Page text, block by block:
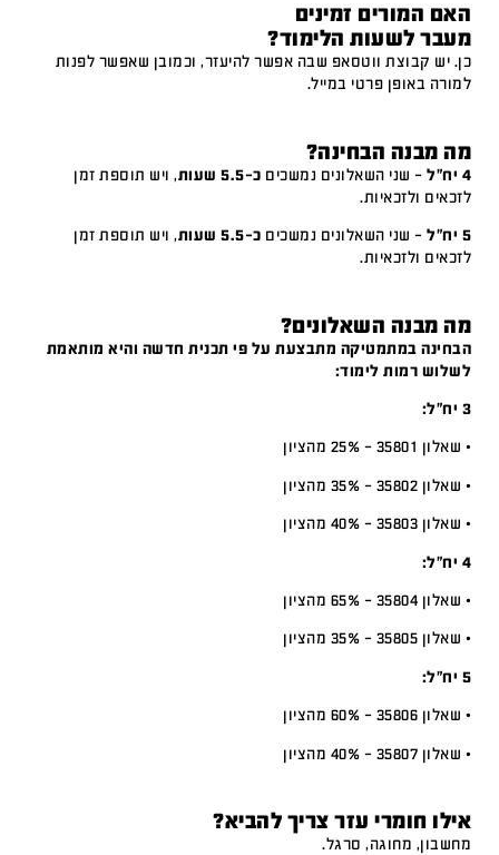
האם המורים זמינים
מעבר לשעות הלימוד?
כן. יש קבוצת ווטסאפ שבה אפשר להיעזר, וכמובן שאפשר לפנות
למורה באופן פרטי במייל.
מה מבנה הבחינה?
4 יח"ל – שני השאלונים נמשכים כ-5.5 שעות
, ויש תוספת זמן
לזכאים ולזכאיות.
5 יח"ל – שני השאלונים נמשכים כ-5.5 שעות
, ויש תוספת זמן
לזכאים ולזכאיות.
מה מבנה השאלונים?
הבחינה במתמטיקה מתבצעת על פי תכנית חדשה והיא מותאמת
לשלוש רמות לימוד:
3 יח”ל:
• שאלון 35801 – 25% מהציון
• שאלון 35802 – 35% מהציון
• שאלון 35803 – 40% מהציון
4 יח”ל:
• שאלון 35804 – 65% מהציון
• שאלון 35805 – 35% מהציון
5 יח”ל:
• שאלון 35806 – 60% מהציון
• שאלון 35807 – 40% מהציון
אילו חומרי עזר צריך להביא?
מחשבון, מחוגה, סרגל.